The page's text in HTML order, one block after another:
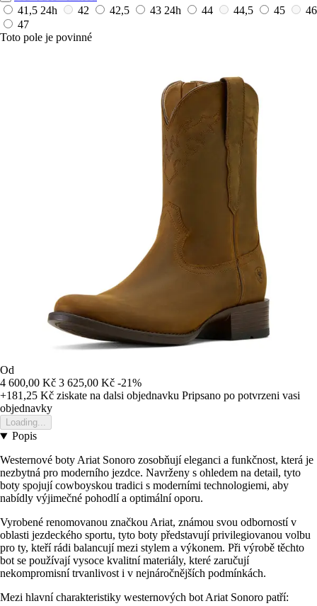
41,5 24h 42 42,5 43 24h 44 44,5 45
46
47
Toto pole je povinné
Od
4 600,00 Kč 3 625,00 Kč -21%
+181,25 Kč ziskate na dalsi objednavku Pripsano po potvrzeni vasi
objednavky
Loading...
Popis
Westernové boty Ariat Sonoro zosobňují eleganci a funkčnost, která je
nezbytná pro moderního jezdce. Navrženy s ohledem na detail, tyto
boty spojují cowboyskou tradici s moderními technologiemi, aby
nabídly výjimečné pohodlí a optimální oporu.
Vyrobené renomovanou značkou Ariat, známou svou odborností v
oblasti jezdeckého sportu, tyto boty představují privilegiovanou volbu
pro ty, kteří rádi balancují mezi stylem a výkonem. Při výrobě těchto
bot se používají vysoce kvalitní materiály, které zaručují
nekompromisní trvanlivost i v nejnáročnějších podmínkách.
Mezi hlavní charakteristiky westernových bot Ariat Sonoro patří: